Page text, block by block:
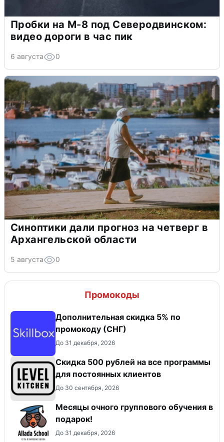
Пробки на М-8 под Северодвинском:
видео дороги в час пик
6 августа 0
Синоптики дали прогноз на четверг в
Архангельской области
5 августа 0
Промокоды
Дополнительная скидка 5% по
промокоду (СНГ)
До 31 декабря, 2026
Скидка 500 рублей на все программы
для постоянных клиентов
До 30 сентября, 2026
Месяцы очного группового обучения в
подарок!
До 31 декабря, 2026